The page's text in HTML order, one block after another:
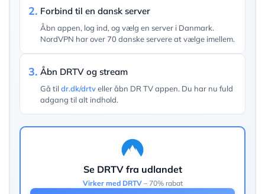
2. Forbind til en dansk server
Åbn appen, log ind, og vælg en server i Danmark.
NordVPN har over 70 danske servere at vælge imellem.
3. Åbn DRTV og stream
Gå til dr.dk/drtveller åbn DR TV appen. Du har nu fuld
adgang til alt indhold.
Se DRTV fra udlandet
Virker med DRTV– 70% rabat